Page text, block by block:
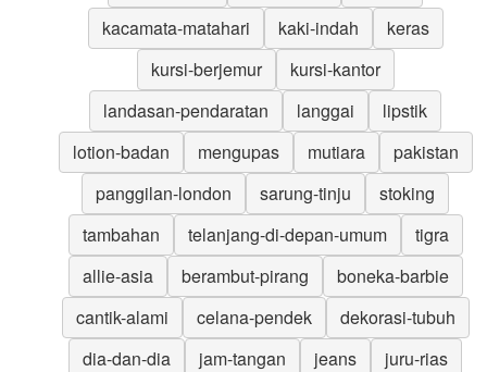
kacamata-matahari
kaki-indah
keras
kursi-berjemur
kursi-kantor
landasan-pendaratan
langgai
lipstik
lotion-badan
mengupas mutiara
pakistan
panggilan-london
sarung-tinju
stoking
tambahan
telanjang-di-depan-umum
tigra
allie-asia
berambut-pirang
boneka-barbie
cantik-alami
celana-pendek
dekorasi-tubuh
dia-dan-dia
jam-tangan jeans
juru-rias